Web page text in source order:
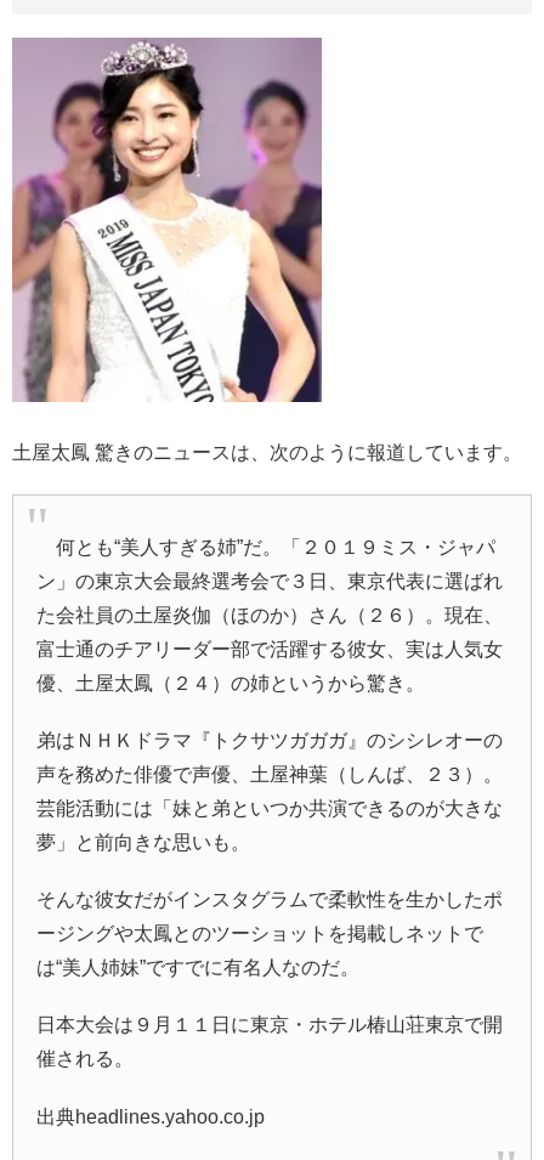
土屋太鳳 驚きのニュースは、次のように報道しています。
何とも“美人すぎる姉”だ。「 ２０１９ミス・ジャパ
ン 」の東京大会最終選考会で３日、東京代表に選ばれ
た会社員の土屋炎伽 （ほのか）さん（２６）。現在、
富士通のチアリーダー部で活躍する彼女、実は人気女
優、 土屋太鳳 （２４）の姉というから驚き。
弟はＮＨＫドラマ『 トクサツガガガ』のシシレオーの
声を務めた俳優で声優、 土屋神葉 （しんば、２３）。
芸能活動には「妹と弟といつか共演できるのが大きな
夢」と前向きな思いも。
そんな彼女だがインスタグラムで柔軟性を生かしたポ
ージングや太鳳とのツーショットを掲載しネットで
は“美人姉妹”ですでに有名人なのだ。
日本大会は９月１１日に東京・ホテル椿山荘東京で開
催される。
出典headlines.yahoo.co.jp